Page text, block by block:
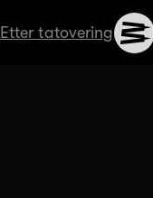
Etter tatovering